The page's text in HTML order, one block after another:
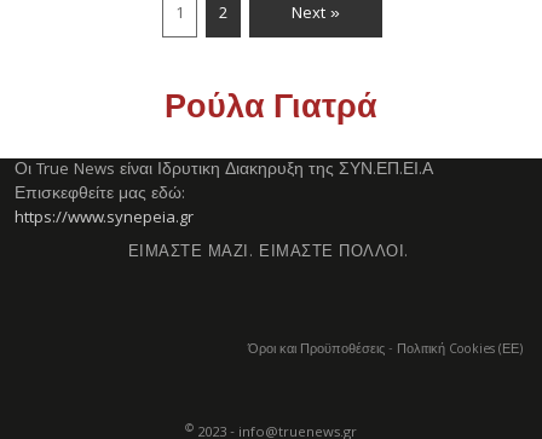
1 2 Next »
Ρούλα Γιατρά
Οι True News είναι Ιδρυτικη Διακηρυξη της ΣΥΝ.ΕΠ.ΕΙ.Α
Επισκεφθείτε μας εδώ:
https://www.synepeia.gr
ΕΙΜΑΣΤΕ ΜΑΖΙ. ΕΙΜΑΣΤΕ ΠΟΛΛΟΙ.
Όροι και Προϋποθέσεις- Πολιτική Cookies (ΕΕ)
© 2023 - info@truenews.gr